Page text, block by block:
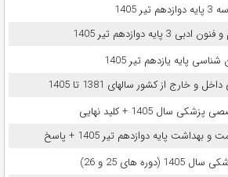
دوازدهم تیر 1405
پایه یازدهم تیر 1405
خارج از کشور سالهای 1381 تا 1405
سال 1405 + کلید نهایی
پایه دوازدهم تیر 1405 + پاسخ
های 25 و 26)